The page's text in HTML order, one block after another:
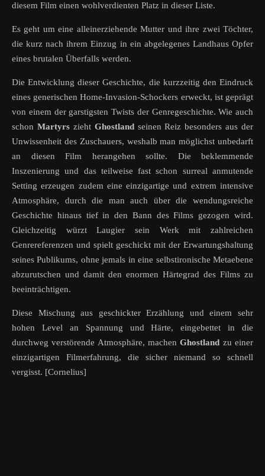
diesem Film einen wohlverdienten Platz in dieser Liste.
Es geht um eine alleinerziehende Mutter und ihre zwei Töchter,
die kurz nach ihrem Einzug in ein abgelegenes Landhaus Opfer
eines brutalen Überfalls werden.
Die Entwicklung dieser Geschichte, die kurzzeitig den Eindruck
eines generischen Home-Invasion-Schockers erweckt, ist geprägt
von einem der garstigsten Twists der Genregeschichte. Wie auch
schon Martyrszieht Ghostlandseinen Reiz besonders aus der
Unwissenheit des Zuschauers, weshalb man möglichst unbedarft
an diesen Film herangehen sollte. Die beklemmende
Inszenierung und das teilweise fast schon surreal anmutende
Setting erzeugen zudem eine einzigartige und extrem intensive
Atmosphäre, durch die man auch über die wendungsreiche
Geschichte hinaus tief in den Bann des Films gezogen wird.
Gleichzeitig würzt Laugier sein Werk mit zahlreichen
Genrereferenzen und spielt geschickt mit der Erwartungshaltung
seines Publikums, ohne jemals in eine selbstironische Metaebene
abzurutschen und damit den enormen Härtegrad des Films zu
beeinträchtigen.
Diese Mischung aus geschickter Erzählung und einem sehr
hohen Level an Spannung und Härte, eingebettet in die
durchweg verstörende Atmosphäre, machenGhostland zu einer
einzigartigen Filmerfahrung, die sicher niemand so schnell
vergisst. [Cornelius]